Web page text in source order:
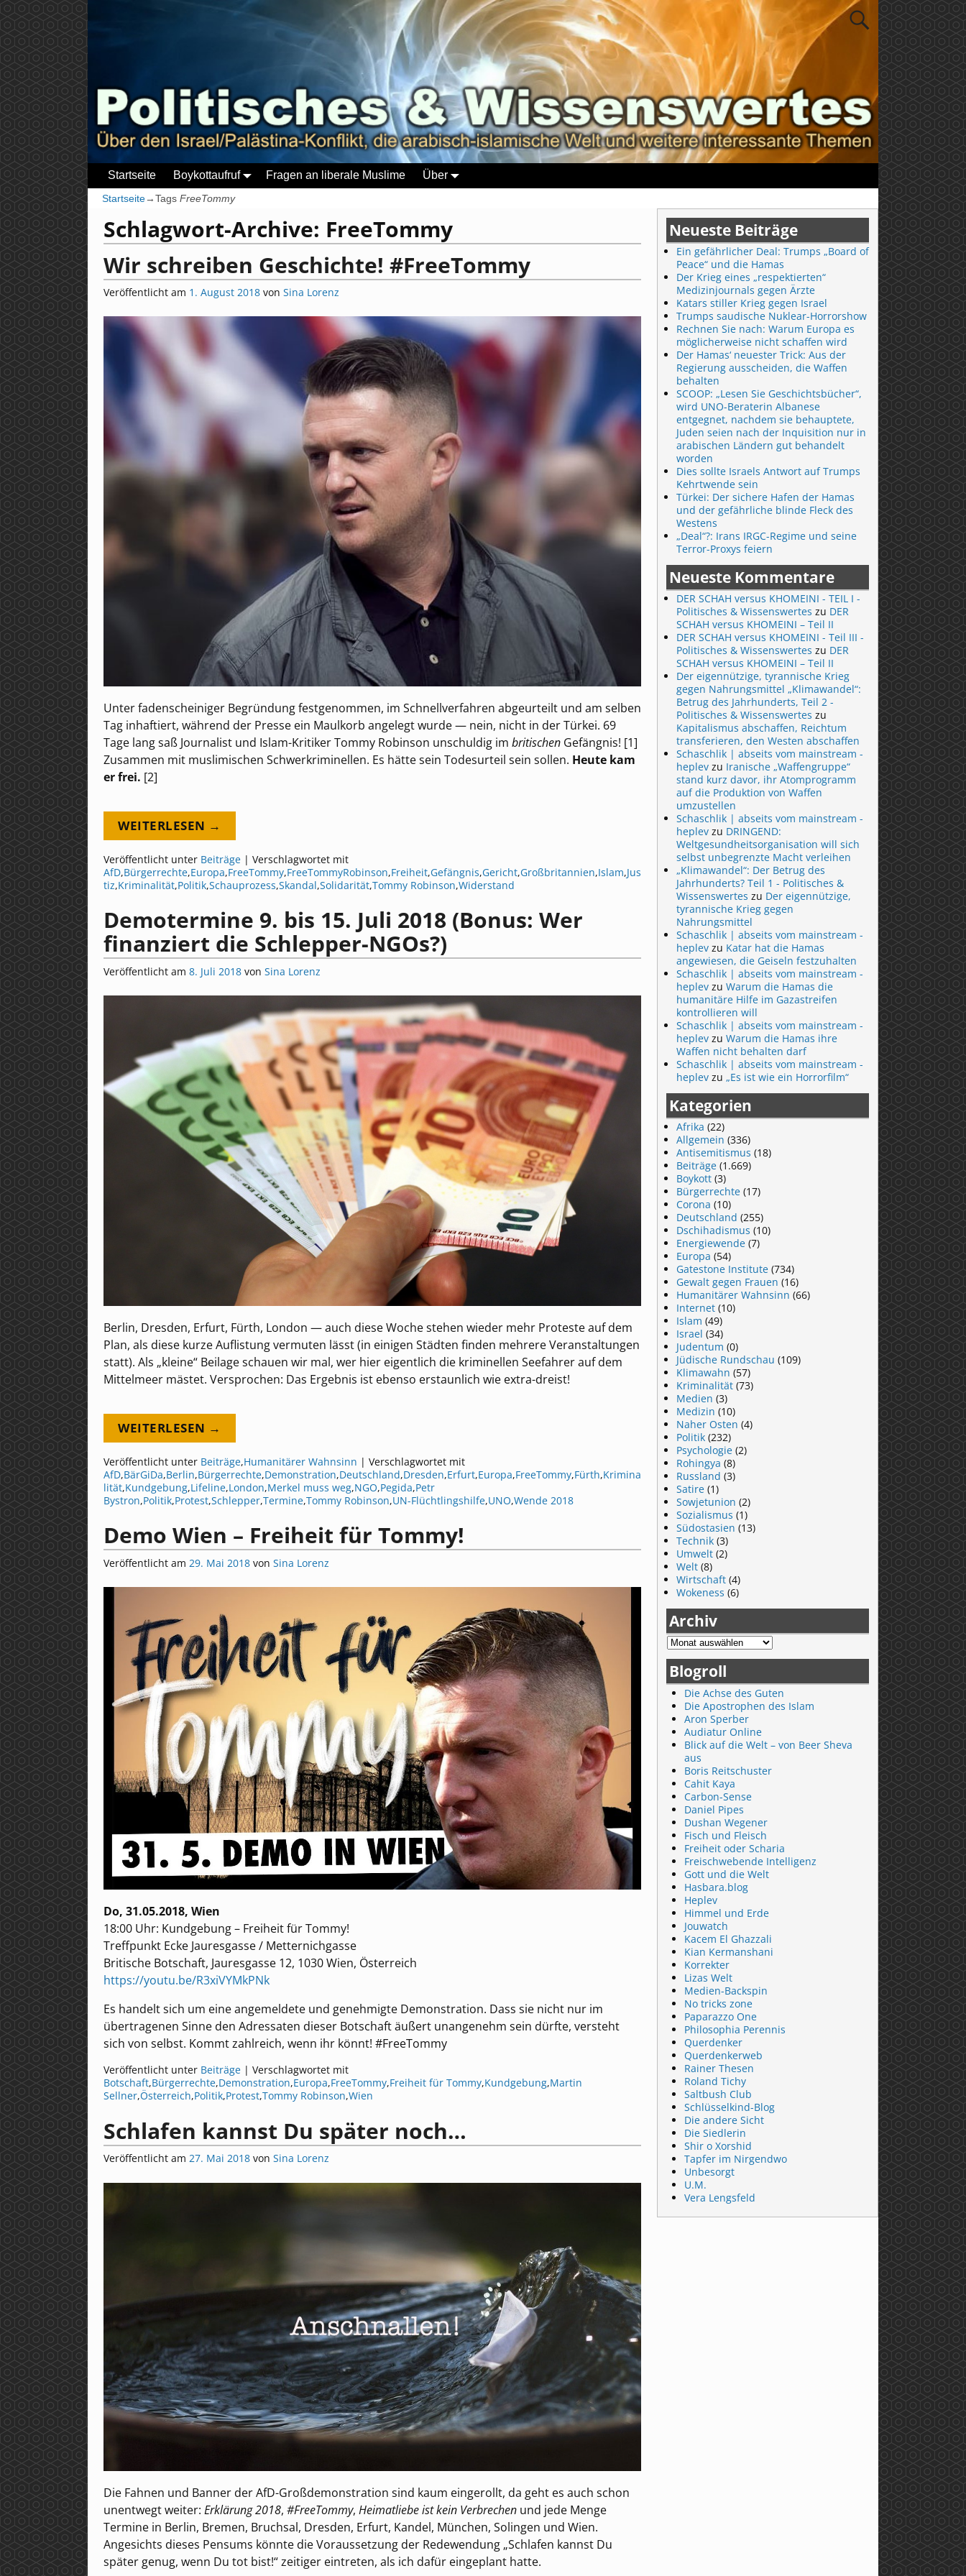
Startseite Boykottaufruf Fragen an liberale Muslime Über
Startseite→Tags FreeTommy
Schlagwort-Archive: FreeTommy
Wir schreiben Geschichte! #FreeTommy
Veröffentlicht am 1. August 2018 von Sina Lorenz
Unter fadenscheiniger Begründung festgenommen, im Schnellverfahren abgeurteilt und am selben
Tag inhaftiert, während der Presse ein Maulkorb angelegt wurde — nein, nicht in der Türkei. 69
Tage lang saß Journalist und Islam-Kritiker Tommy Robinson unschuldig im britischen Gefängnis! [1]
Zusammen mit muslimischen Schwerkriminellen. Es hätte sein Todesurteil sein sollen. Heute kam
er frei. [2]
WEITERLESEN →
Veröffentlicht unter Beiträge | Verschlagwortet mit
AfD,Bürgerrechte,Europa,FreeTommy,FreeTommyRobinson,Freiheit,Gefängnis,Gericht,Großbritannien,Islam,Jus
tiz,Kriminalität,Politik,Schauprozess,Skandal,Solidarität,Tommy Robinson,Widerstand
Demotermine 9. bis 15. Juli 2018 (Bonus: Wer
finanziert die Schlepper-NGOs?)
Veröffentlicht am 8. Juli 2018 von Sina Lorenz
Berlin, Dresden, Erfurt, Fürth, London — auch diese Woche stehen wieder mehr Proteste auf dem
Plan, als diese kurze Auflistung vermuten lässt (in einigen Städten finden mehrere Veranstaltungen
statt). Als „kleine“ Beilage schauen wir mal, wer hier eigentlich die kriminellen Seefahrer auf dem
Mittelmeer mästet. Versprochen: Das Ergebnis ist ebenso erstaunlich wie extra-dreist!
WEITERLESEN →
Veröffentlicht unter Beiträge,Humanitärer Wahnsinn | Verschlagwortet mit
AfD,BärGiDa,Berlin,Bürgerrechte,Demonstration,Deutschland,Dresden,Erfurt,Europa,FreeTommy,Fürth,Krimina
lität,Kundgebung,Lifeline,London,Merkel muss weg,NGO,Pegida,Petr
Bystron,Politik,Protest,Schlepper,Termine,Tommy Robinson,UN-Flüchtlingshilfe,UNO,Wende 2018
Demo Wien – Freiheit für Tommy!
Veröffentlicht am 29. Mai 2018 von Sina Lorenz
Do, 31.05.2018, Wien
18:00 Uhr: Kundgebung – Freiheit für Tommy!
Treffpunkt Ecke Jauresgasse / Metternichgasse
Britische Botschaft, Jauresgasse 12, 1030 Wien, Österreich
https://youtu.be/R3xiVYMkPNk
Es handelt sich um eine angemeldete und genehmigte Demonstration. Dass sie nicht nur im
übertragenen Sinne den Adressaten dieser Botschaft äußert unangenehm sein dürfte, versteht
sich von selbst. Kommt zahlreich, wenn ihr könnt! #FreeTommy
Veröffentlicht unter Beiträge | Verschlagwortet mit
Botschaft,Bürgerrechte,Demonstration,Europa,FreeTommy,Freiheit für Tommy,Kundgebung,Martin
Sellner,Österreich,Politik,Protest,Tommy Robinson,Wien
Schlafen kannst Du später noch…
Veröffentlicht am 27. Mai 2018 von Sina Lorenz
Die Fahnen und Banner der AfD-Großdemonstration sind kaum eingerollt, da geht es auch schon
unentwegt weiter: Erklärung 2018, #FreeTommy, Heimatliebe ist kein Verbrechen und jede Menge
Termine in Berlin, Bremen, Bruchsal, Dresden, Erfurt, Kandel, München, Solingen und Wien.
Angesichts dieses Pensums könnte die Voraussetzung der Redewendung „Schlafen kannst Du
später genug, wenn Du tot bist!“ zeitiger eintreten, als ich dafür eingeplant hatte.
Neueste Beiträge
Ein gefährlicher Deal: Trumps „Board of
Peace“ und die Hamas
Der Krieg eines „respektierten“
Medizinjournals gegen Ärzte
Katars stiller Krieg gegen Israel
Trumps saudische Nuklear-Horrorshow
Rechnen Sie nach: Warum Europa es
möglicherweise nicht schaffen wird
Der Hamas‘ neuester Trick: Aus der
Regierung ausscheiden, die Waffen
behalten
SCOOP: „Lesen Sie Geschichtsbücher“,
wird UNO-Beraterin Albanese
entgegnet, nachdem sie behauptete,
Juden seien nach der Inquisition nur in
arabischen Ländern gut behandelt
worden
Dies sollte Israels Antwort auf Trumps
Kehrtwende sein
Türkei: Der sichere Hafen der Hamas
und der gefährliche blinde Fleck des
Westens
„Deal“?: Irans IRGC-Regime und seine
Terror-Proxys feiern
Neueste Kommentare
DER SCHAH versus KHOMEINI - TEIL I -
Politisches & Wissenswertes zu DER
SCHAH versus KHOMEINI – Teil II
DER SCHAH versus KHOMEINI - Teil III -
Politisches & Wissenswertes zu DER
SCHAH versus KHOMEINI – Teil II
Der eigennützige, tyrannische Krieg
gegen Nahrungsmittel „Klimawandel“:
Betrug des Jahrhunderts, Teil 2 -
Politisches & Wissenswertes zu
Kapitalismus abschaffen, Reichtum
transferieren, den Westen abschaffen
Schaschlik | abseits vom mainstream -
heplev zu Iranische „Waffengruppe“
stand kurz davor, ihr Atomprogramm
auf die Produktion von Waffen
umzustellen
Schaschlik | abseits vom mainstream -
heplev zu DRINGEND:
Weltgesundheitsorganisation will sich
selbst unbegrenzte Macht verleihen
„Klimawandel“: Der Betrug des
Jahrhunderts? Teil 1 - Politisches &
Wissenswertes zu Der eigennützige,
tyrannische Krieg gegen
Nahrungsmittel
Schaschlik | abseits vom mainstream -
heplev zu Katar hat die Hamas
angewiesen, die Geiseln festzuhalten
Schaschlik | abseits vom mainstream -
heplev zu Warum die Hamas die
humanitäre Hilfe im Gazastreifen
kontrollieren will
Schaschlik | abseits vom mainstream -
heplev zu Warum die Hamas ihre
Waffen nicht behalten darf
Schaschlik | abseits vom mainstream -
heplev zu „Es ist wie ein Horrorfilm“
Kategorien
Afrika (22)
Allgemein (336)
Antisemitismus (18)
Beiträge (1.669)
Boykott (3)
Bürgerrechte (17)
Corona (10)
Deutschland (255)
Dschihadismus (10)
Energiewende (7)
Europa (54)
Gatestone Institute (734)
Gewalt gegen Frauen (16)
Humanitärer Wahnsinn (66)
Internet (10)
Islam (49)
Israel (34)
Judentum (0)
Jüdische Rundschau (109)
Klimawahn (57)
Kriminalität (73)
Medien (3)
Medizin (10)
Naher Osten (4)
Politik (232)
Psychologie (2)
Rohingya (8)
Russland (3)
Satire (1)
Sowjetunion (2)
Sozialismus (1)
Südostasien (13)
Technik (3)
Umwelt (2)
Welt (8)
Wirtschaft (4)
Wokeness (6)
Archiv
Blogroll
Die Achse des Guten
Die Apostrophen des Islam
Aron Sperber
Audiatur Online
Blick auf die Welt – von Beer Sheva
aus
Boris Reitschuster
Cahit Kaya
Carbon-Sense
Daniel Pipes
Dushan Wegener
Fisch und Fleisch
Freiheit oder Scharia
Freischwebende Intelligenz
Gott und die Welt
Hasbara.blog
Heplev
Himmel und Erde
Jouwatch
Kacem El Ghazzali
Kian Kermanshani
Korrekter
Lizas Welt
Medien-Backspin
No tricks zone
Paparazzo One
Philosophia Perennis
Querdenker
Querdenkerweb
Rainer Thesen
Roland Tichy
Saltbush Club
Schlüsselkind-Blog
Die andere Sicht
Die Siedlerin
Shir o Xorshid
Tapfer im Nirgendwo
Unbesorgt
U.M.
Vera Lengsfeld